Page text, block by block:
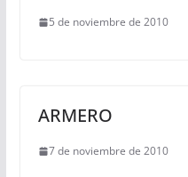
5 de noviembre de 2010
ARMERO
7 de noviembre de 2010